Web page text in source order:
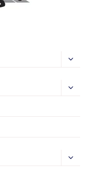
Skift
Skift
Skift